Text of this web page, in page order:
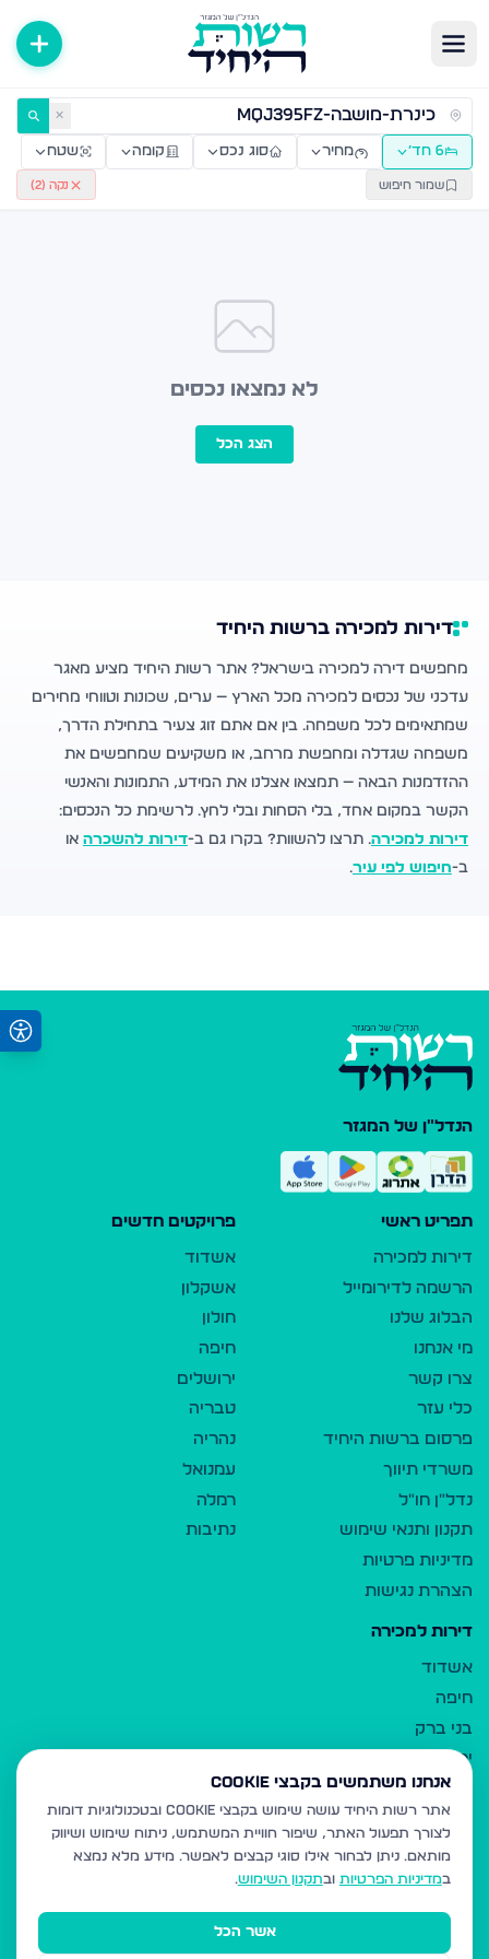
דירות למכירה ולהשכרה — רשות היחיד ✕
6 חד׳ מחיר סוג נכס קומה שטח
שמור חיפוש נקה (2
)
לא נמצאו נכסים
הצג הכל
דירות למכירה ברשות היחיד
מחפשים דירה למכירה בישראל? אתר רשות היחיד מציע מאגר
עדכני של נכסים למכירה מכל הארץ — ערים, שכונות וטווחי מחירים
שמתאימים לכל משפחה. בין אם אתם זוג צעיר בתחילת הדרך,
משפחה שגדלה ומחפשת מרחב, או משקיעים שמחפשים את
ההזדמנות הבאה — תמצאו אצלנו את המידע, התמונות והאנשי
הקשר במקום אחד, בלי הסחות ובלי לחץ. לרשימת כל הנכסים:
דירות למכירה. תרצו להשוות? בקרו גם ב-דירות להשכרה או
ב-חיפוש לפי עיר.
הנדל"ן של המגזר
תפריט ראשי
דירות למכירה
הרשמה לדירומייל
הבלוג שלנו
מי אנחנו
צרו קשר
כלי עזר
פרסום ברשות היחיד
משרדי תיווך
נדל"ן חו"ל
תקנון ותנאי שימוש
מדיניות פרטיות
הצהרת נגישות
פרויקטים חדשים
אשדוד
אשקלון
חולון
חיפה
ירושלים
טבריה
נהריה
עמנואל
רמלה
נתיבות
דירות למכירה
אשדוד
חיפה
בני ברק
ירושלים
אלעד
גבעת זאב
בית שמש
רכסים
מודיעין עילית
אנחנו משתמשים בקבצי Cookie
אתר רשות היחיד עושה שימוש בקבצי Cookie ובטכנולוגיות דומות
לצורך תפעול האתר, שיפור חוויית המשתמש, ניתוח שימוש ושיווק
מותאם. ניתן לבחור אילו סוגי קבצים לאפשר. מידע מלא נמצא
במדיניות הפרטיות ובתקנון השימוש.
אשר הכל